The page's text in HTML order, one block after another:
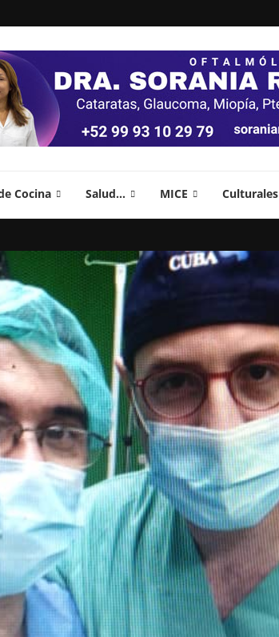
Cocina Salud… MICE Culturales